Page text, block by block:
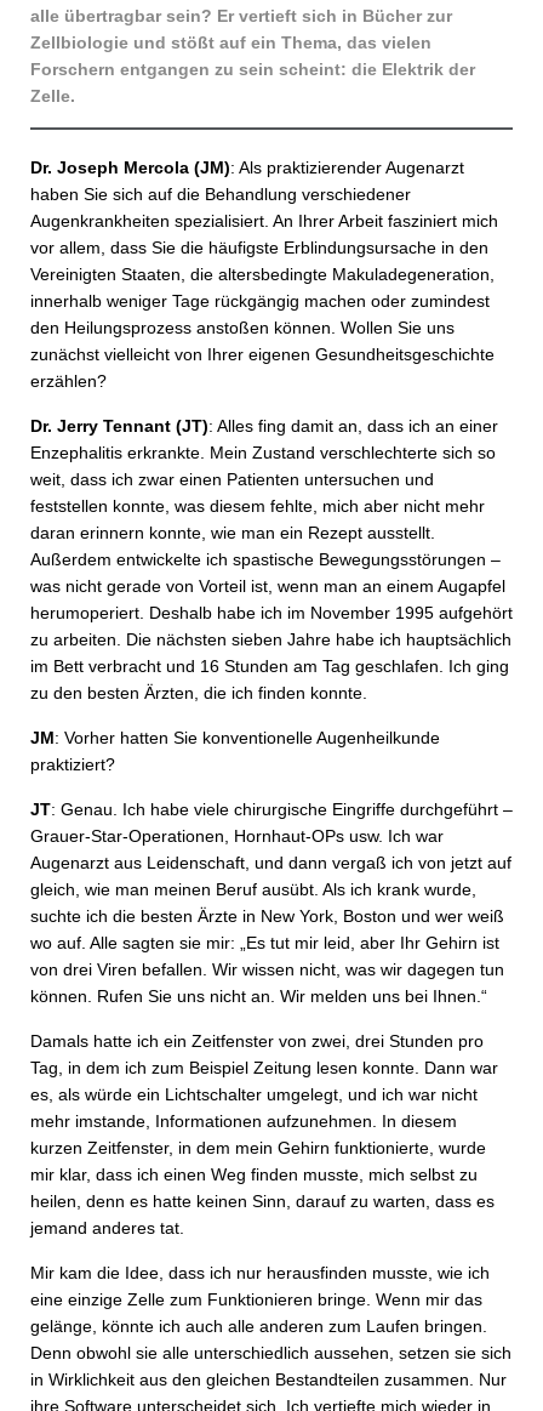
alle übertragbar sein? Er vertieft sich in Bücher zur
Zellbiologie und stößt auf ein Thema, das vielen
Forschern entgangen zu sein scheint: die Elek­trik der
Zelle.
Dr. Joseph Mercola (JM): Als praktizierender Augenarzt
haben Sie sich auf die Behandlung verschiedener
Augenkrankheiten spezialisiert. An Ihrer Arbeit fasziniert mich
vor allem, dass Sie die häufigste Erblindungsursache in den
Vereinigten Staaten, die altersbedingte Makuladegeneration,
innerhalb weniger Tage rückgängig machen oder zumindest
den Heilungsprozess anstoßen können. Wollen Sie uns
zunächst vielleicht von Ihrer eigenen Gesundheitsgeschichte
erzählen?
Dr. Jerry Tennant (JT): Alles fing damit an, dass ich an einer
Enzephalitis erkrankte. Mein Zustand verschlechterte sich so
weit, dass ich zwar einen Patienten untersuchen und
feststellen konnte, was diesem fehlte, mich aber nicht mehr
daran erinnern konnte, wie man ein Rezept ausstellt.
Außerdem entwickelte ich spastische Bewegungsstörungen –
was nicht gerade von Vorteil ist, wenn man an einem Augapfel
herumoperiert. Deshalb habe ich im November 1995 aufgehört
zu arbeiten. Die nächsten sieben Jahre habe ich hauptsächlich
im Bett verbracht und 16 Stunden am Tag geschlafen. Ich ging
zu den besten Ärzten, die ich finden konnte.
JM: Vorher hatten Sie konventionelle Augenheilkunde
praktiziert?
JT: Genau. Ich habe viele chirurgische Eingriffe durchgeführt –
Grauer-Star-Operationen, Hornhaut-OPs usw. Ich war
Augenarzt aus Leidenschaft, und dann vergaß ich von jetzt auf
gleich, wie man meinen Beruf ausübt. Als ich krank wurde,
suchte ich die besten Ärzte in New York, Boston und wer weiß
wo auf. Alle sagten sie mir: „Es tut mir leid, aber Ihr Gehirn ist
von drei Viren befallen. Wir wissen nicht, was wir dagegen tun
können. Rufen Sie uns nicht an. Wir melden uns bei Ihnen.“
Damals hatte ich ein Zeitfenster von zwei, drei Stunden pro
Tag, in dem ich zum Beispiel Zeitung lesen konnte. Dann war
es, als würde ein Lichtschalter umgelegt, und ich war nicht
mehr imstande, Informationen aufzunehmen. In diesem
kurzen Zeitfenster, in dem mein Gehirn funktionierte, wurde
mir klar, dass ich einen Weg finden musste, mich selbst zu
heilen, denn es hatte keinen Sinn, darauf zu warten, dass es
jemand anderes tat.
Mir kam die Idee, dass ich nur herausfinden musste, wie ich
eine einzige Zelle zum Funktionieren bringe. Wenn mir das
gelänge, könnte ich auch alle anderen zum Laufen bringen.
Denn obwohl sie alle unterschiedlich aussehen, setzen sie sich
in Wirklichkeit aus den gleichen Bestandteilen zusammen. Nur
ihre Software unterscheidet sich. Ich vertiefte mich wieder in